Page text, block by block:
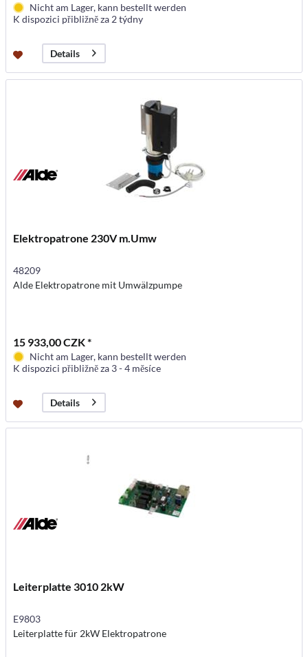
Nicht am Lager, kann bestellt werden
K dispozici přibližně za 2 týdny
Details
Elektropatrone 230V m.Umw
48209
Alde Elektropatrone mit Umwälzpumpe
15 933,00 CZK *
Nicht am Lager, kann bestellt werden
K dispozici přibližně za 3 - 4 měsíce
Details
Leiterplatte 3010 2kW
E9803
Leiterplatte für 2kW Elektropatrone